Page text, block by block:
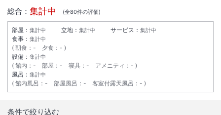
総合： 集計中 (全80件の評価)
部屋： 集計中 立地： 集計中 サービス： 集計中
食事： 集計中
朝食 ： - 夕食 ： -
設備： 集計中
館内 ： - 部屋 ： - 寝具 ： - アメニティ ： -
風呂： 集計中
館内風呂 ： - 部屋風呂 ： - 客室付露天風呂 ： -
条件で絞り込む